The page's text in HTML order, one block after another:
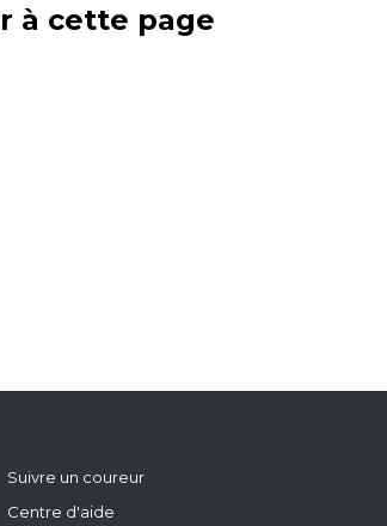
à cette page
Suivre un coureur
Centre d'aide